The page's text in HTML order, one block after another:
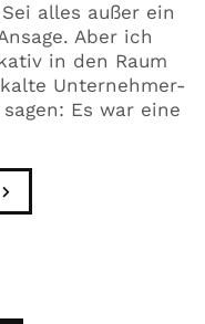
alles außer ein
Aber ich
in den Raum
Unternehmer-
Es war eine